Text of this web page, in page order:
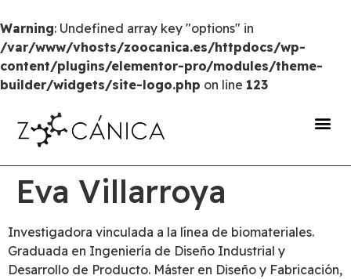
Warning: Undefined array key "options" in
/var/www/vhosts/zoocanica.es/httpdocs/wp-
content/plugins/elementor-pro/modules/theme-
builder/widgets/site-logo.php on line 123
Eva Villarroya
Investigadora vinculada a la línea de biomateriales.
Graduada en Ingeniería de Diseño Industrial y
Desarrollo de Producto. Máster en Diseño y Fabricación,